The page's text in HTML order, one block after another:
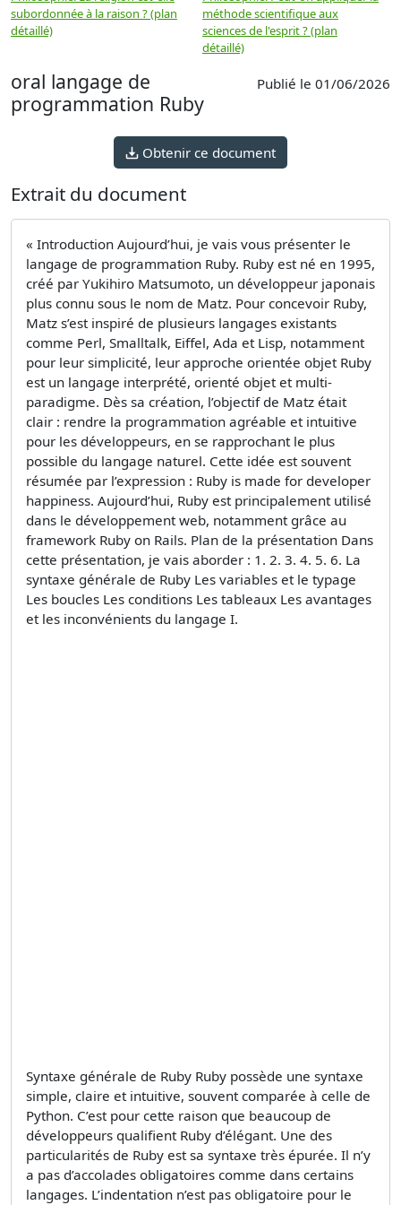
subordonnée à la raison ? (plan
détaillé)
méthode scientifique aux
sciences de l'esprit ? (plan
détaillé)
oral langage de
programmation Ruby
Publié le 01/06/2026
Obtenir ce document
Extrait du document
« Introduction Aujourd’hui, je vais vous présenter le
langage de programmation Ruby. Ruby est né en 1995,
créé par Yukihiro Matsumoto, un développeur japonais
plus connu sous le nom de Matz. Pour concevoir Ruby,
Matz s’est inspiré de plusieurs langages existants
comme Perl, Smalltalk, Eiffel, Ada et Lisp, notamment
pour leur simplicité, leur approche orientée objet Ruby
est un langage interprété, orienté objet et multi-
paradigme. Dès sa création, l’objectif de Matz était
clair : rendre la programmation agréable et intuitive
pour les développeurs, en se rapprochant le plus
possible du langage naturel. Cette idée est souvent
résumée par l’expression : Ruby is made for developer
happiness. Aujourd’hui, Ruby est principalement utilisé
dans le développement web, notamment grâce au
framework Ruby on Rails. Plan de la présentation Dans
cette présentation, je vais aborder : 1. 2. 3. 4. 5. 6. La
syntaxe générale de Ruby Les variables et le typage
Les boucles Les conditions Les tableaux Les avantages
et les inconvénients du langage I.
Syntaxe générale de Ruby Ruby possède une syntaxe
simple, claire et intuitive, souvent comparée à celle de
Python. C’est pour cette raison que beaucoup de
développeurs qualifient Ruby d’élégant. Une des
particularités de Ruby est sa syntaxe très épurée. Il n’y
a pas d’accolades obligatoires comme dans certains
langages. L’indentation n’est pas obligatoire pour le